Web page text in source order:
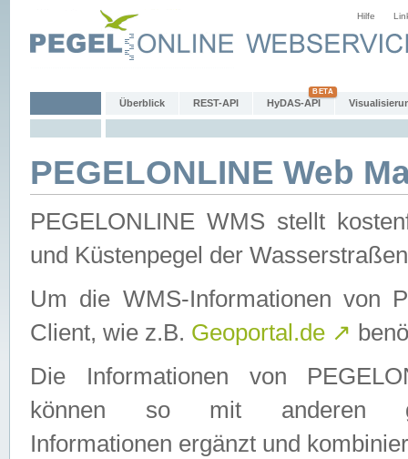
Hilfe
Überblick REST-API HyDAS-API
PEGELONLINE Web
PEGELONLINE WMS stellt
und Küstenpegel der
Um die WMS-Informationen von
Client, wie z.B. Geoportal.de ↗
Die Informationen von
können so mit anderen
Informationen ergänzt und